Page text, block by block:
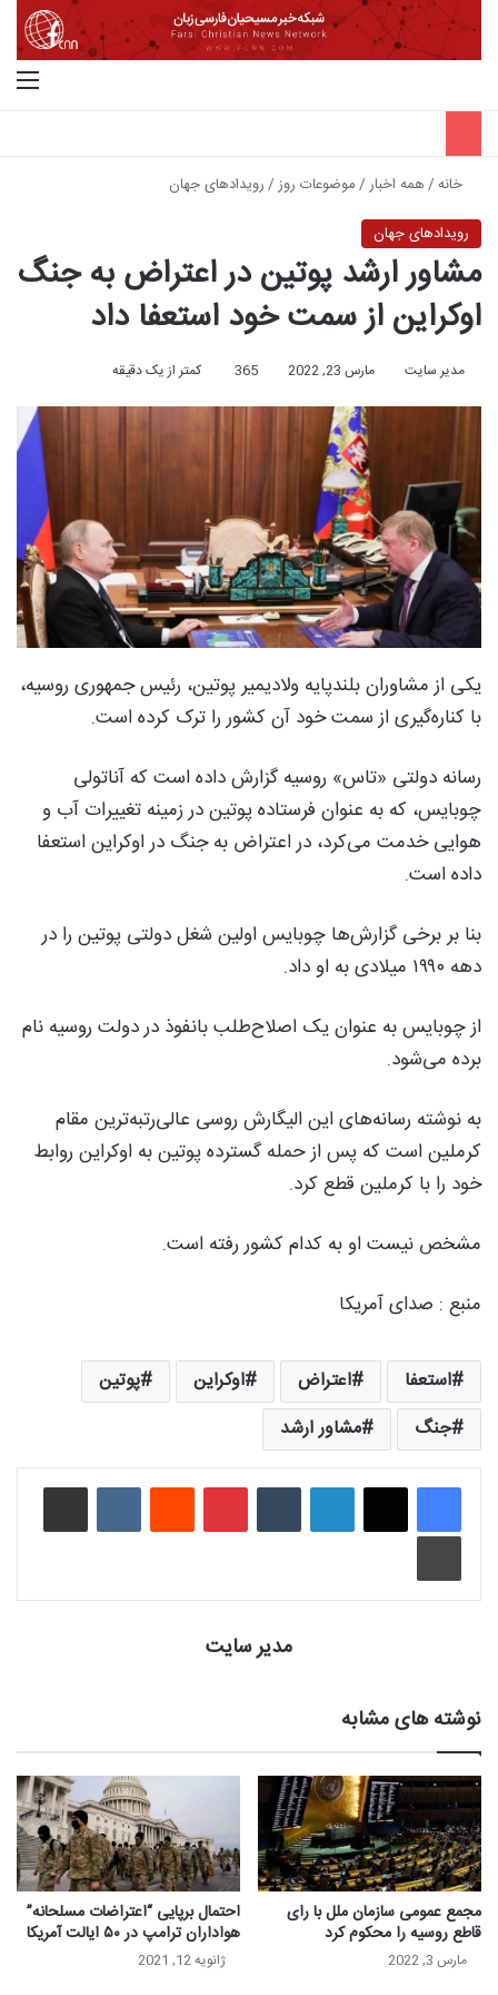
خانه/همه اخبار/موضوعات روز/رویدادهای جهان
رویدادهای جهان
مشاور ارشد پوتین در اعتراض به جنگ
اوکراین از سمت خود استعفا داد
مدیر سایت مارس 23, 2022 365 کمتر از یک دقیقه
یکی از مشاوران بلندپایه ولادیمیر پوتین، رئیس جمهوری روسیه،
با کناره‌گیری از سمت خود آن کشور را ترک کرده است.
رسانه دولتی «تاس» روسیه گزارش داده است که آناتولی
چوبایس، که به عنوان فرستاده پوتین در زمینه تغییرات آب و
هوایی خدمت می‌کرد، در اعتراض به جنگ در اوکراین استعفا
داده است.
بنا بر برخی گزارش‌ها چوبایس اولین شغل دولتی پوتین را در
دهه ۱۹۹۰ میلادی به او داد.
از چوبایس به عنوان یک اصلاح‌طلب بانفوذ در دولت روسیه نام
برده می‌شود.
به نوشته رسانه‌های این الیگارش روسی عالی‌رتبه‌ترین مقام
کرملین است که پس از حمله گسترده پوتین به اوکراین روابط
خود را با کرملین قطع کرد.
مشخص نیست او به کدام کشور رفته است.
منبع : صدای آمریکا
استعفا اعتراض اوکراین
پوتین
جنگ
مشاور ارشد
لینکدین ‫پین‌ترست ‫رددیت
چاپ
مدیر سایت
نوشته های مشابه
مجمع‌ عمومی سازمان ملل با رای
قاطع روسیه را محکوم کرد
مارس 3, 2022
احتمال برپایی “اعتراضات مسلحانه”
هواداران ترامپ در ۵۰ ایالت آمریکا
ژانویه 12, 2021